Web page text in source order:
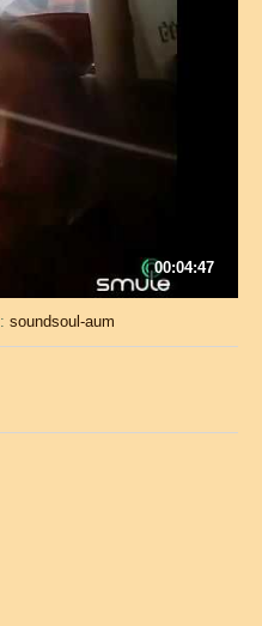
00:04:47
: soundsoul-aum